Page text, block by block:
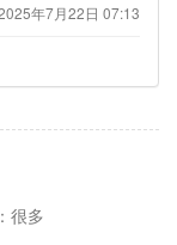
年7月22日 07:13
很多